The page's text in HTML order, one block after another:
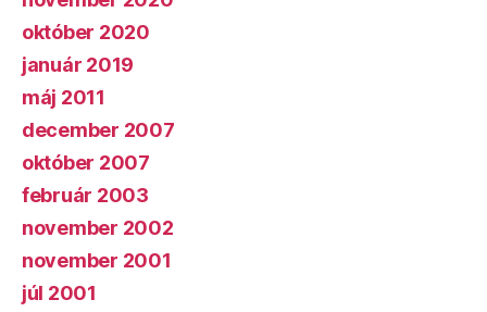
október 2020
január 2019
máj 2011
december 2007
október 2007
február 2003
november 2002
november 2001
júl 2001